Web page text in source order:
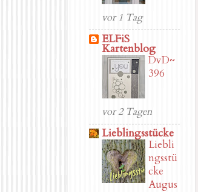
vor 1 Tag
ELFiS
Kartenblog
DvD~
396
vor 2 Tagen
Lieblingsstücke
Liebli
ngsstü
cke
Augus